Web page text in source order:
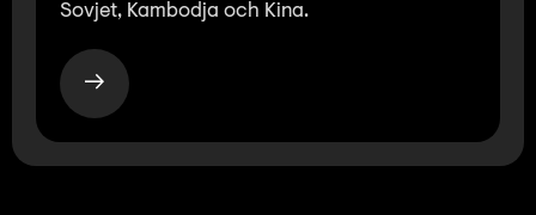
Sovjet, Kambodja och Kina.